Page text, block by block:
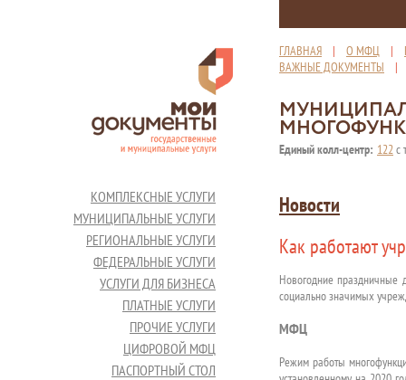
ГЛАВНАЯ | О МФЦ |
ВАЖНЫЕ ДОКУМЕНТЫ
Единый колл-центр: 122с
КОМПЛЕКСНЫЕ УСЛУГИ
МУНИЦИПАЛЬНЫЕ УСЛУГИ
РЕГИОНАЛЬНЫЕ УСЛУГИ
ФЕДЕРАЛЬНЫЕ УСЛУГИ
УСЛУГИ ДЛЯ БИЗНЕСА
ПЛАТНЫЕ УСЛУГИ
ПРОЧИЕ УСЛУГИ
ЦИФРОВОЙ МФЦ
ПАСПОРТНЫЙ СТОЛ
Новости
Как работают
Новогодние праздничные
социально значимых
МФЦ
Режим работы